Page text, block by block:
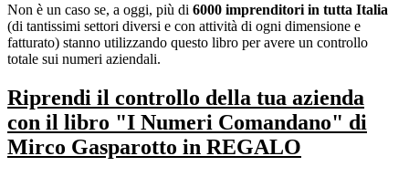
Non è un caso se, a oggi, più di 6000 imprenditori in tutta Italia
(di tantissimi settori diversi e con attività di ogni dimensione e
fatturato) stanno utilizzando questo libro per avere un controllo
totale sui numeri aziendali.
Riprendi il controllo della tua azienda
con il libro "I Numeri Comandano" di
Mirco Gasparotto in REGALO